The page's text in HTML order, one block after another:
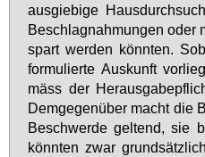
aus­gie­bi­ge
Be­schlag­nah­mun­gen oder
spart wer­den könn­ten.
for­mu­lier­te Aus­kunft
mäss der
Dem­ge­gen­über macht die
Be­schwer­de gel­tend, sie
könn­ten zwar